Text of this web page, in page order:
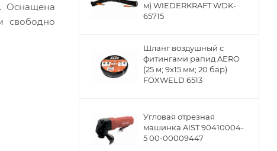
Оснащена
свободно
м) WIEDERKRAFT WDK-
65715
Шланг воздушный с
фитингами рапид AERO
(25 м; 9x15 мм; 20 бар)
FOXWELD 6513
Угловая отрезная
машинка AIST 90410004-
5 00-00009447